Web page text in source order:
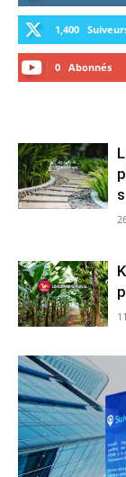
1,400
0 Abonnés